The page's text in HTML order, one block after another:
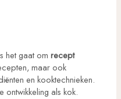
het gaat om recept
maar ook
en kooktechnieken.
ontwikkeling als kok.